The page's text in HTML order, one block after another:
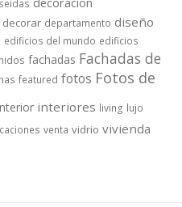
decorar departamento diseño
edificios del mundo edificios
fachadas Fachadas de
featured fotos Fotos de
interiores living lujo
venta vidrio vivienda